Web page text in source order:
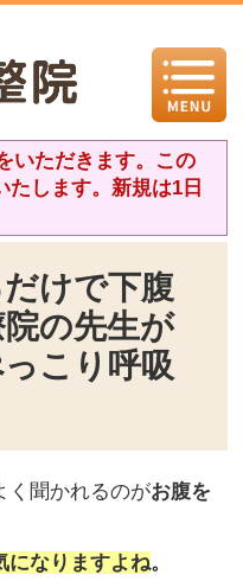
いただきます。この
します。新規は1日
けで下腹
の先生が
こり呼吸
く聞かれるのがお腹を
になりますよね。